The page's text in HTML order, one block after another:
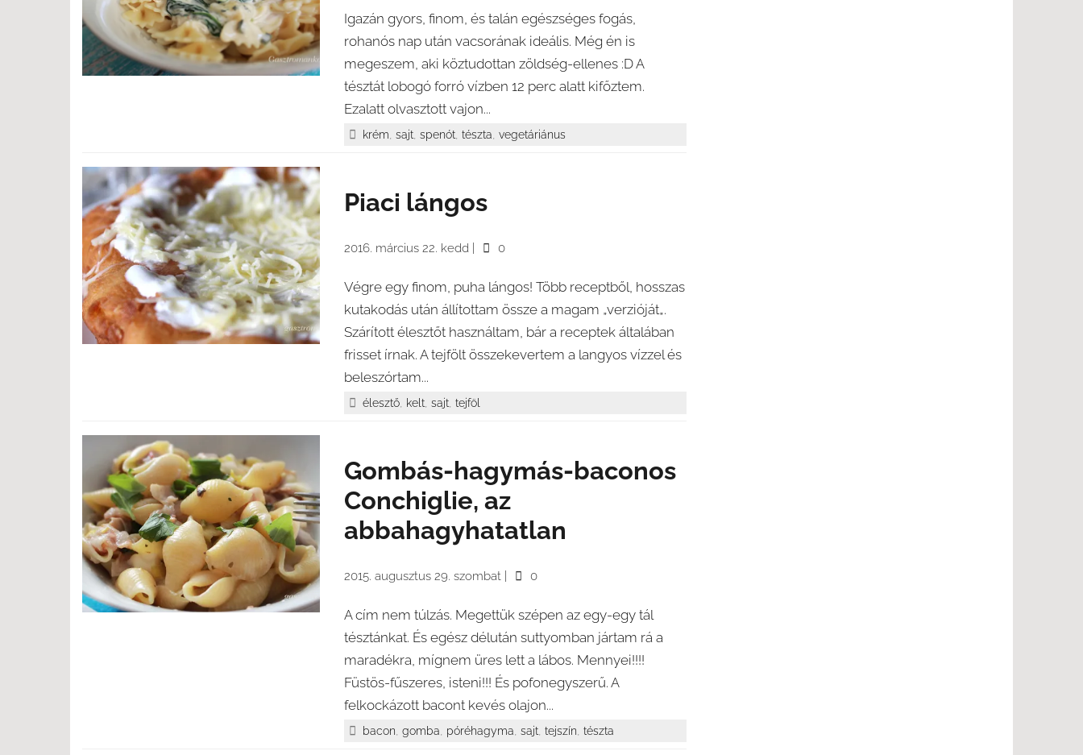
Igazán gyors, finom, és talán egészséges fogás,
rohanós nap után vacsorának ideális. Még én is
megeszem, aki köztudottan zöldség-ellenes :D A
tésztát lobogó forró vízben 12 perc alatt kifőztem.
Ezalatt olvasztott vajon...
krém,sajt,spenót,tészta,vegetáriánus
Piaci lángos
2016. március 22. kedd 0
Végre egy finom, puha lángos! Több receptből, hosszas
kutakodás után állítottam össze a magam „verzióját„.
Szárított élesztőt használtam, bár a receptek általában
frisset írnak. A tejfölt összekevertem a langyos vízzel és
beleszórtam...
élesztő, kelt,sajt,tejföl
Gombás-hagymás-baconos
Conchiglie, az
abbahagyhatatlan
2015. augusztus 29. szombat 0
A cím nem túlzás. Megettük szépen az egy-egy tál
tésztánkat. És egész délután suttyomban jártam rá a
maradékra, mígnem üres lett a lábos. Mennyei!!!!
Füstös-fűszeres, isteni!!! És pofonegyszerű. A
felkockázott bacont kevés olajon...
bacon,gomba, póréhagyma,sajt,tejszín,tészta